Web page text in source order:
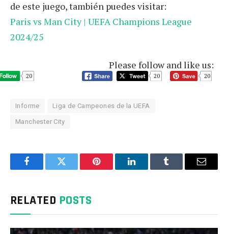
de este juego, también puedes visitar:
Paris vs Man City | UEFA Champions League
2024/25
Please follow and like us:
20 20 20
Informe Liga de Campeones de la UEFA
Manchester City
FacebookTwitter Pinterest LinkedInTumblr Email
RELATED POSTS